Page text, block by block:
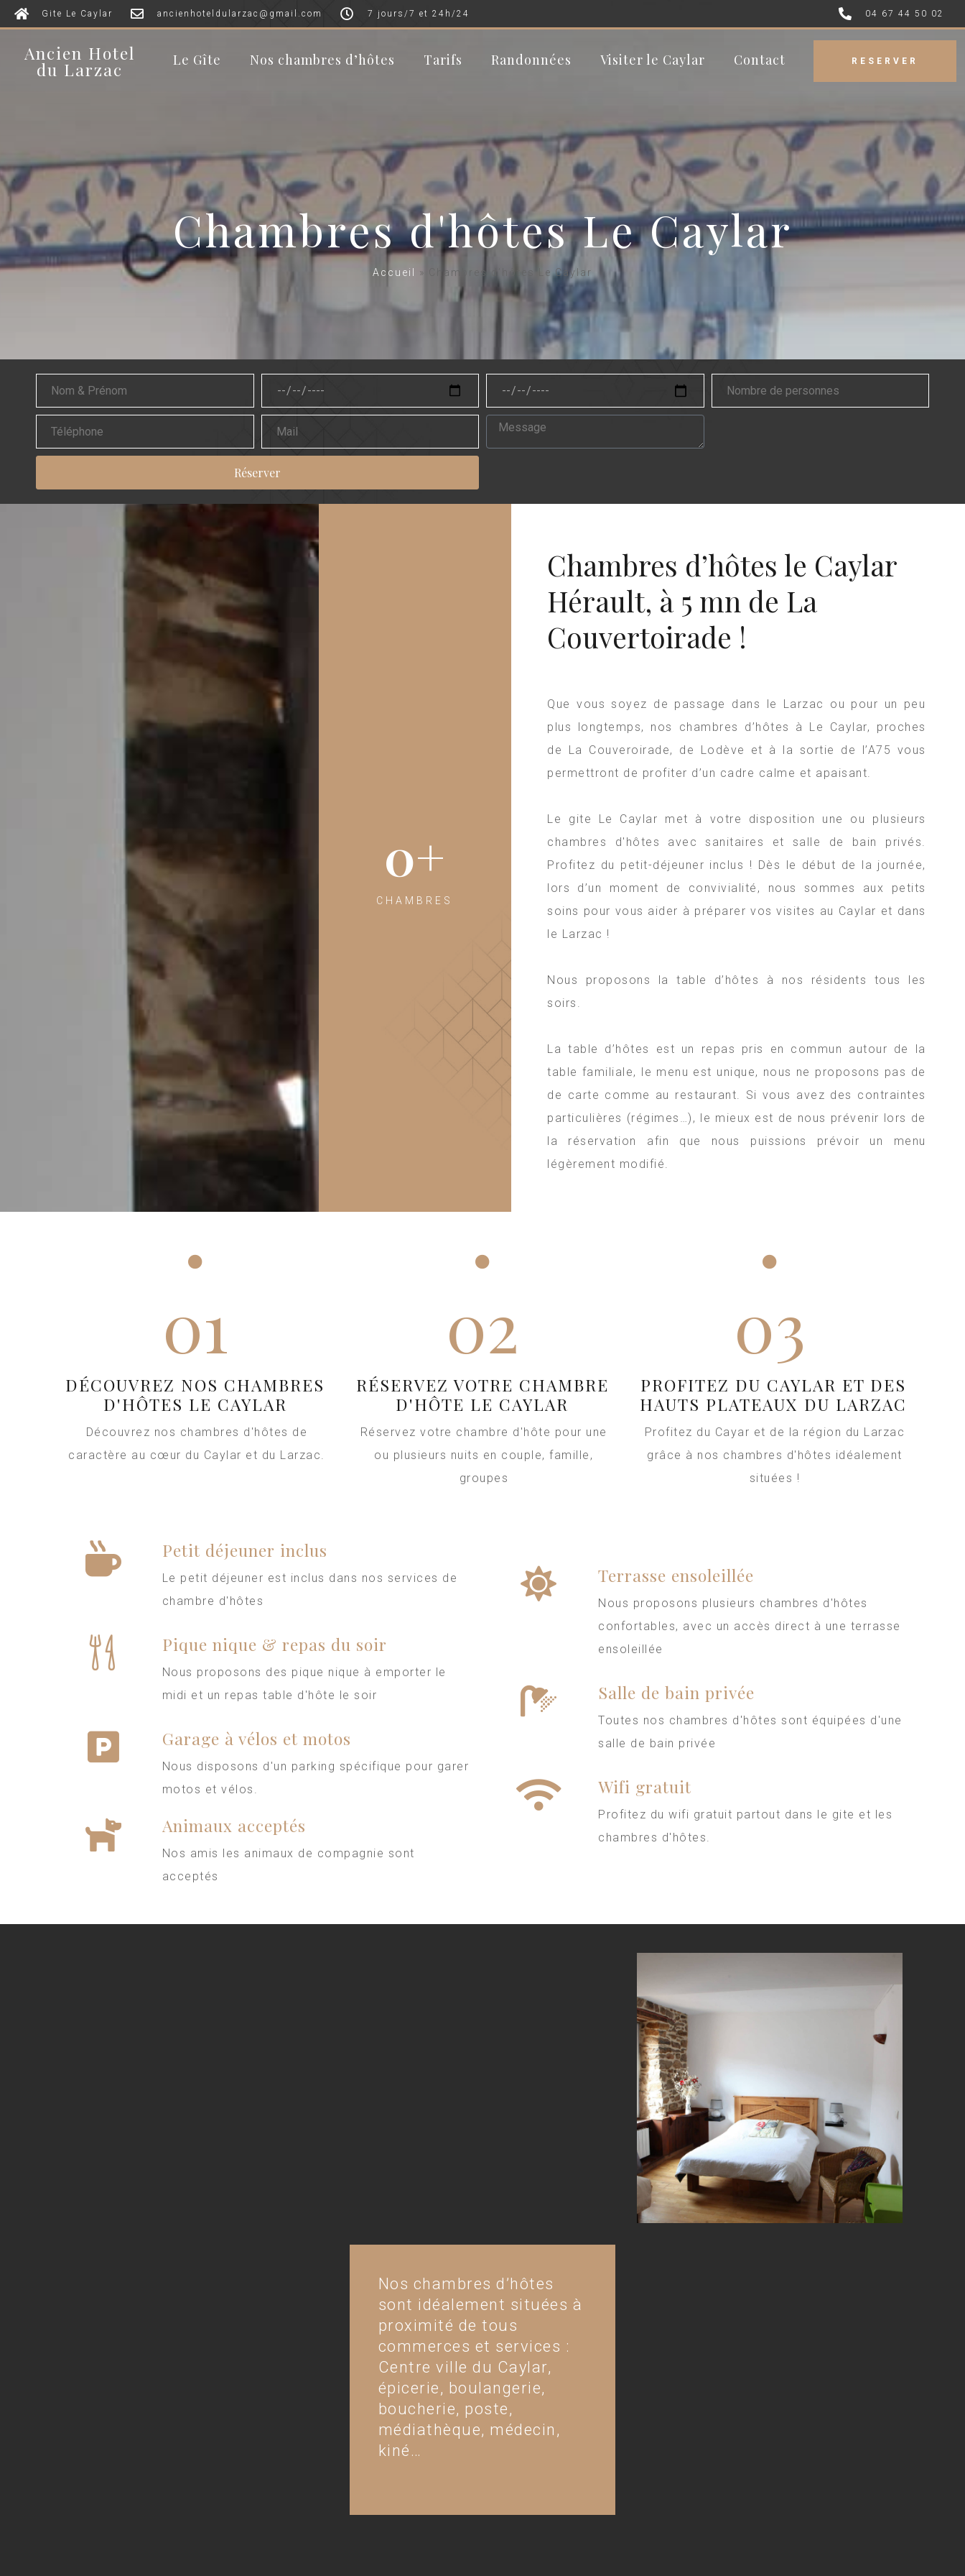
Gite Le Caylar ancienhoteldularzac@gmail.com 7 jours/7 et 24h/24 04 67 44 50 02
Ancien Hotel
du Larzac Le Gîte Nos chambres d’hôtes Tarifs Randonnées Visiter le Caylar Contact RESERVER
Chambres d'hôtes Le Caylar
Accueil » Chambres d’hôtes Le Caylar
Réserver
0+
CHAMBRES
Chambres d’hôtes le Caylar
Hérault, à 5 mn de La
Couvertoirade !
Que vous soyez de passage dans le Larzac ou pour un peu
plus longtemps, nos chambres d’hôtes à Le Caylar, proches
de La Couveroirade, de Lodève et à la sortie de l’A75 vous
permettront de profiter d’un cadre calme et apaisant.
Le gite Le Caylar met à votre disposition une ou plusieurs
chambres d'hôtes avec sanitaires et salle de bain privés.
Profitez du petit-déjeuner inclus ! Dès le début de la journée,
lors d’un moment de convivialité, nous sommes aux petits
soins pour vous aider à préparer vos visites au Caylar et dans
le Larzac !
Nous proposons la table d’hôtes à nos résidents tous les
soirs.
La table d’hôtes est un repas pris en commun autour de la
table familiale, le menu est unique, nous ne proposons pas de
de carte comme au restaurant. Si vous avez des contraintes
particulières (régimes…), le mieux est de nous prévenir lors de
la réservation afin que nous puissions prévoir un menu
légèrement modifié.
01
DÉCOUVREZ NOS CHAMBRES
D'HÔTES LE CAYLAR
Découvrez nos chambres d'hôtes de
caractère au cœur du Caylar et du Larzac.
02
RÉSERVEZ VOTRE CHAMBRE
D'HÔTE LE CAYLAR
Réservez votre chambre d'hôte pour une
ou plusieurs nuits en couple, famille,
groupes
03
PROFITEZ DU CAYLAR ET DES
HAUTS PLATEAUX DU LARZAC
Profitez du Cayar et de la région du Larzac
grâce à nos chambres d'hôtes idéalement
situées !
Petit déjeuner inclus
Le petit déjeuner est inclus dans nos services de
chambre d'hôtes
Pique nique & repas du soir
Nous proposons des pique nique à emporter le
midi et un repas table d'hôte le soir
Garage à vélos et motos
Nous disposons d'un parking spécifique pour garer
motos et vélos.
Animaux acceptés
Nos amis les animaux de compagnie sont
acceptés
Terrasse ensoleillée
Nous proposons plusieurs chambres d'hôtes
confortables, avec un accès direct à une terrasse
ensoleillée
Salle de bain privée
Toutes nos chambres d'hôtes sont équipées d'une
salle de bain privée
Wifi gratuit
Profitez du wifi gratuit partout dans le gite et les
chambres d'hôtes.
Nos chambres d’hôtes
sont idéalement situées à
proximité de tous
commerces et services :
Centre ville du Caylar,
épicerie, boulangerie,
boucherie, poste,
médiathèque, médecin,
kiné…